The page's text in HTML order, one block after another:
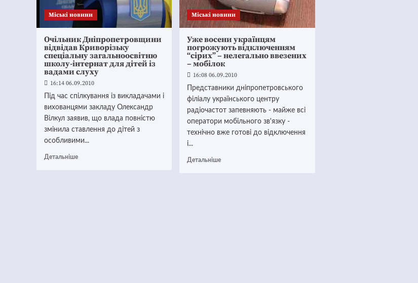
Mіські новини
Очільник Дніпропетровщини
відвідав Криворізьку
спеціальну загальноосвітню
школу-інтернат для дітей із
вадами слуху
16:14 06.09.2010
Під час спілкування із викладачами і
вихованцями закладу Олександр
Вілкул заявив, що влада повністю
змінила ставлення до дітей з
особливими...
Детальніше
Mіські новини
Уже восени українцям
погрожують відключенням
“сірих” – нелегально ввезених
– мобілок
16:08 06.09.2010
Представники дніпропетровського
філіалу українського центру
радіочастот запевняють - майже всі
оператори мобільного зв'язку -
технічно вже готові до відключення
і...
Детальніше